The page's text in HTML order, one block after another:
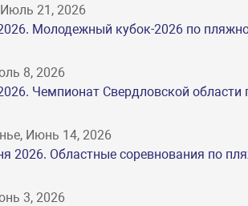
21, 2026
Молодежный кубок-2026 по
8, 2026
Чемпионат Свердловской
Июнь 14, 2026
2026. Областные соревнования по
3, 2026